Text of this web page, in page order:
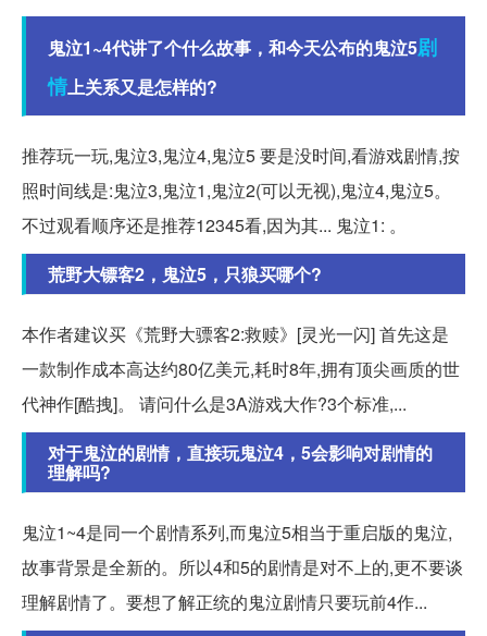
鬼泣1~4代讲了个什么故事，和今天公布的鬼泣5剧
情 上关系又是怎样的?
推荐玩一玩,鬼泣3,鬼泣4,鬼泣5 要是没时间,看游戏剧情,按
照时间线是:鬼泣3,鬼泣1,鬼泣2(可以无视),鬼泣4,鬼泣5。
不过观看顺序还是推荐12345看,因为其... 鬼泣1: 。
荒野大镖客2，鬼泣5，只狼买哪个?
本作者建议买《荒野大骠客2:救赎》[灵光一闪] 首先这是
一款制作成本高达约80亿美元,耗时8年,拥有顶尖画质的世
代神作[酷拽]。 请问什么是3A游戏大作?3个标准,...
对于鬼泣的剧情，直接玩鬼泣4，5会影响对剧情的
理解吗?
鬼泣1~4是同一个剧情系列,而鬼泣5相当于重启版的鬼泣,
故事背景是全新的。所以4和5的剧情是对不上的,更不要谈
理解剧情了。要想了解正统的鬼泣剧情只要玩前4作...